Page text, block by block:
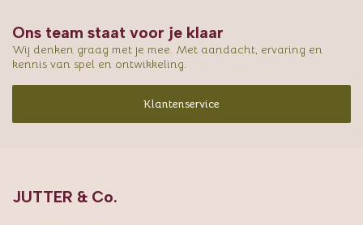
Ons team staat voor je klaar
Wij denken graag met je mee. Met aandacht, ervaring en
kennis van spel en ontwikkeling.
Klantenservice
JUTTER & Co.